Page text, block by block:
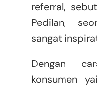
referral,
Pedilan,
sangat
Dengan
konsumen